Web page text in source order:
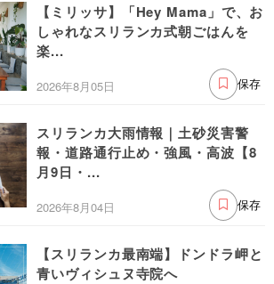
【ミリッサ】「Hey Mama」で、お
しゃれなスリランカ式朝ごはんを
楽...
2026年8月05日 保存
スリランカ大雨情報｜土砂災害警
報・道路通行止め・強風・高波【8
月9日・...
2026年8月04日 保存
【スリランカ最南端】ドンドラ岬と
青いヴィシュヌ寺院へ